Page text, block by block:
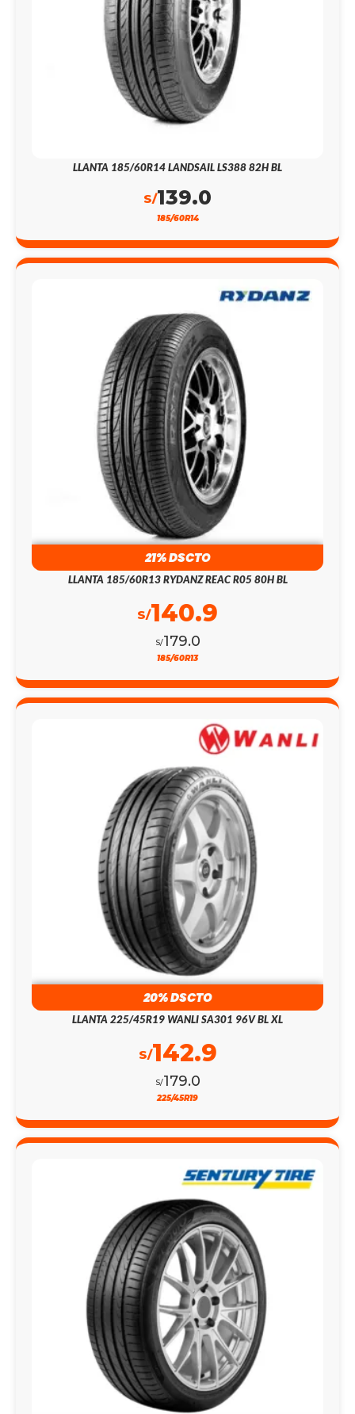
LLANTA 185/60R14 LANDSAIL LS388 82H BL
S/139.0
185/60R14
21% DSCTO
LLANTA 185/60R13 RYDANZ REAC R05 80H BL
S/179.0
S/140.9
185/60R13
20% DSCTO
LLANTA 225/45R19 WANLI SA301 96V BL XL
S/179.0
S/142.9
225/45R19